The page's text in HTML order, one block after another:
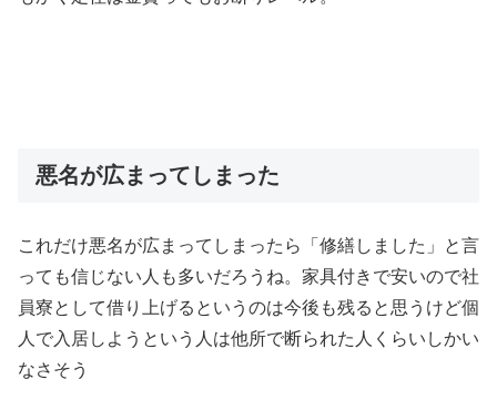
悪名が広まってしまった
これだけ悪名が広まってしまったら「修繕しました」と言
っても信じない人も多いだろうね。家具付きで安いので社
員寮として借り上げるというのは今後も残ると思うけど個
人で入居しようという人は他所で断られた人くらいしかい
なさそう